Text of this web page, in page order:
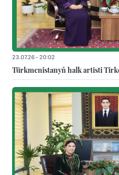
23.07.26 - 20:02
Türkmenistanyň halk artisti